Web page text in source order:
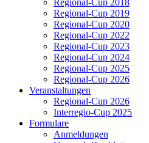
Regional-Cup 2019
Regional-Cup 2020
Regional-Cup 2022
Regional-Cup 2023
Regional-Cup 2024
Regional-Cup 2025
Regional-Cup 2026
Veranstaltungen
Regional-Cup 2026
Interregio-Cup 2025
Formulare
Anmeldungen